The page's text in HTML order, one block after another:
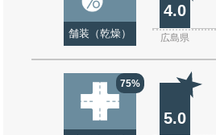
舗装（乾燥）
4.0
広島県
75%
5.0